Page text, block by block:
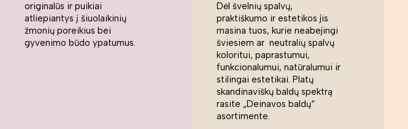
originalūs ir puikiai
atliepiantys į šiuolaikinių
žmonių poreikius bei
gyvenimo būdo ypatumus.
Dėl švelnių spalvų,
praktiškumo ir estetikos jis
masina tuos, kurie neabejingi
šviesiem ar neutralių spalvų
koloritui, paprastumui,
funkcionalumui, natūralumui ir
stilingai estetikai. Platų
skandinaviškų baldų spektrą
rasite „Deinavos baldų“
asortimente.